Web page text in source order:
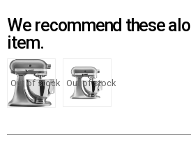
We recommend these
item.
Out of stock Out of stock